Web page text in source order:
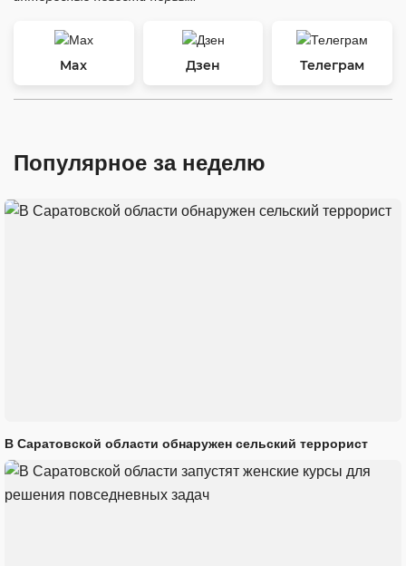
Max Дзен Телеграм
Популярное за неделю
В Саратовской области обнаружен сельский террорист